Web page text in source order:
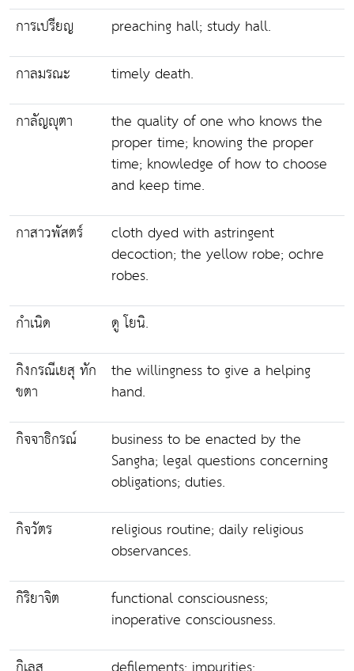
การเปรียญ
preaching hall; study hall.
กาลมรณะ
timely death.
กาลัญญุตา
the quality of one who knows the
proper time; knowing the proper
time; knowledge of how to choose
and keep time.
กาสาวพัสตร์
cloth dyed with astringent
decoction; the yellow robe; ochre
robes.
กำเนิด
ดู โยนิ.
กิงกรณีเยสุ ทัก
ขตา
the willingness to give a helping
hand.
กิจจาธิกรณ์
business to be enacted by the
Sangha; legal questions concerning
obligations; duties.
กิจวัตร
religious routine; daily religious
observances.
กิริยาจิต
functional consciousness;
inoperative consciousness.